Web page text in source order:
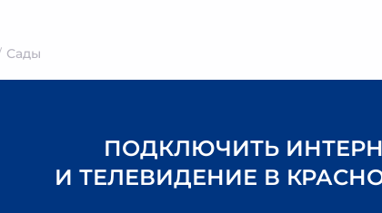
Сады
ПОДКЛЮЧИТЬ
И ТЕЛЕВИДЕНИЕ В